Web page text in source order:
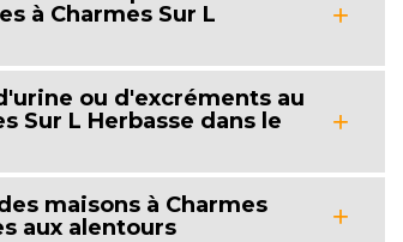
à Charmes Sur L
ou d'excréments au
Sur L Herbasse dans le
maisons à Charmes
aux alentours